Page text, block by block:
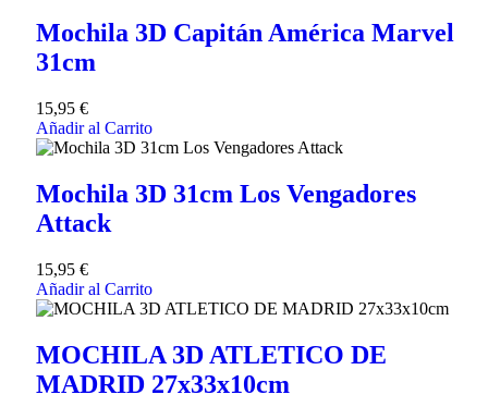
Mochila 3D Capitán América Marvel
31cm
15,95 €
Añadir al Carrito
Mochila 3D 31cm Los Vengadores
Attack
15,95 €
Añadir al Carrito
MOCHILA 3D ATLETICO DE
MADRID 27x33x10cm